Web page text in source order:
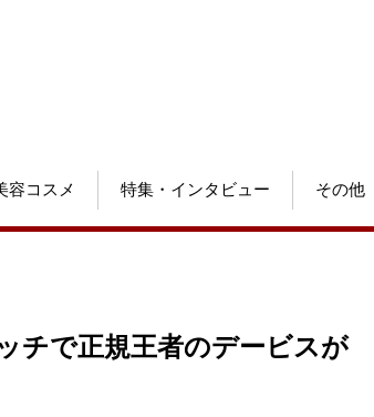
容コスメ 特集・インタビュー その他
チで正規王者のデービスが